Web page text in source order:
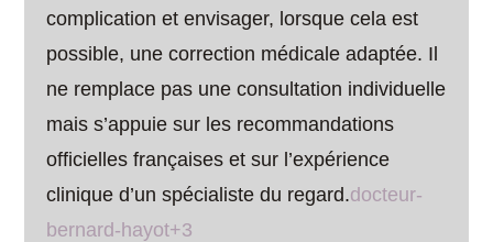
complication et envisager, lorsque cela est
possible, une correction médicale adaptée. Il
ne remplace pas une consultation individuelle
mais s’appuie sur les recommandations
officielles françaises et sur l’expérience
clinique d’un spécialiste du regard.docteur-
bernard-hayot+3